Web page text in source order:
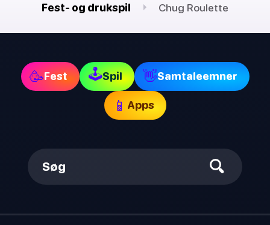
Fest- og drukspil
Chug Roulette
🥳Fest 🕹Spil 👋Samtaleemner
📱 Apps
Søg